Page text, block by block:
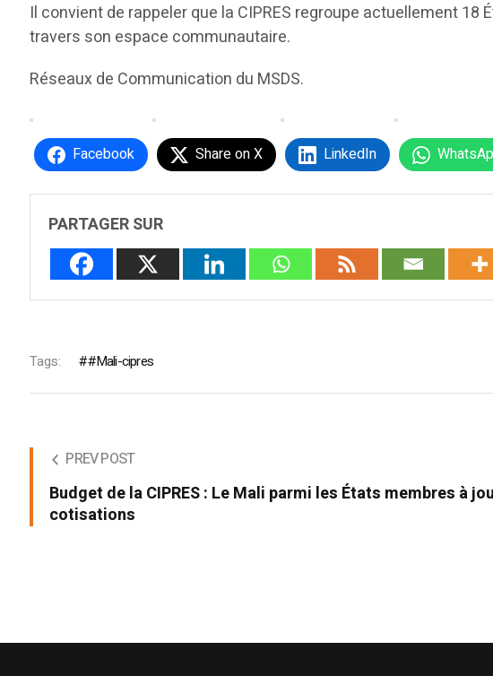
Il convient de rappeler que la CIPRES regroupe actuellement
travers son espace communautaire.
Réseaux de Communication du MSDS.
Facebook Share on X LinkedIn
PARTAGER SUR
Tags: #Mali-cipres
PREV POST
Budget de la CIPRES : Le Mali parmi les États membres à
cotisations